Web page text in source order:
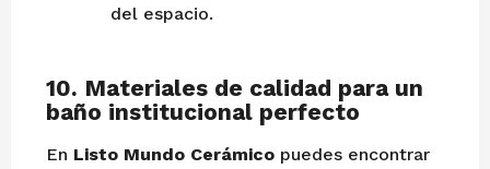
del espacio.
10. Materiales de calidad para un
baño institucional perfecto
En Listo Mundo Cerámico puedes encontrar